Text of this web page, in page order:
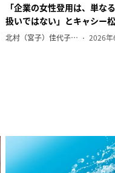
「企業の女性登用は、単な
扱いではない」とキャシー
北村（宮子）佳代子（オルタナ輪番編集長） 2026年